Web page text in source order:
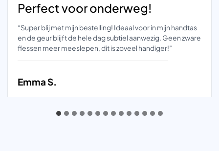
Perfect voor onderweg!
“Super blij met mijn bestelling! Ideaal voor in mijn handtas
en de geur blijft de hele dag subtiel aanwezig. Geen zware
flessen meer meeslepen, dit is zoveel handiger!”
Emma S.